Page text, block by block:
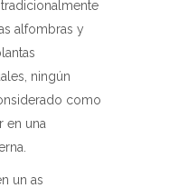
alfombras y
ningún
como
en una
un as